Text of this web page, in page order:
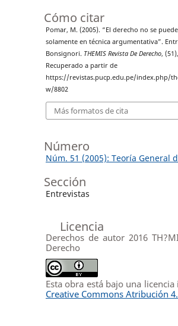
Cómo citar
Pomar, M. (2005). “El derecho no se
solamente en técnica argumentativa”.
Bonsignori. THEMIS Revista De Derecho,
Recuperado a partir de
https://revistas.pucp.edu.pe/index.php/
w/8802
Más formatos de cita
Número
Núm. 51 (2005): Teoría General
Sección
Entrevistas
Licencia
Derechos de autor 2016
Derecho
Esta obra está bajo una
Creative Commons Atribución